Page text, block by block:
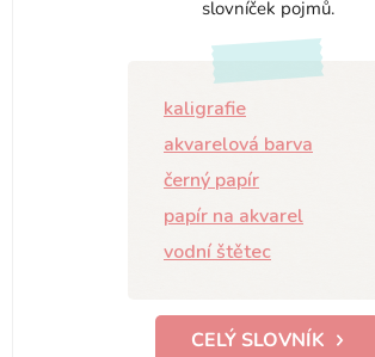
slovníček pojmů.
kaligrafie
akvarelová barva
černý papír
papír na akvarel
vodní štětec
CELÝ SLOVNÍK